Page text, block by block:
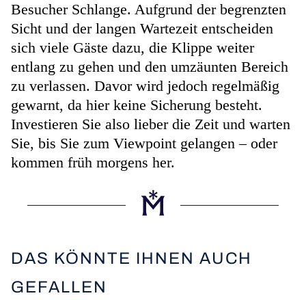
Besucher Schlange. Aufgrund der begrenzten
Sicht und der langen Wartezeit entscheiden
sich viele Gäste dazu, die Klippe weiter
entlang zu gehen und den umzäunten Bereich
zu verlassen. Davor wird jedoch regelmäßig
gewarnt, da hier keine Sicherung besteht.
Investieren Sie also lieber die Zeit und warten
Sie, bis Sie zum Viewpoint gelangen – oder
kommen früh morgens her.
DAS KÖNNTE IHNEN AUCH
GEFALLEN